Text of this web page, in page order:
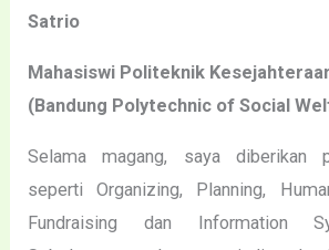
Satrio
Mahasiswi Politeknik
(Bandung Polytechnic of Social
Selama magang, saya diberikan
seperti Organizing, Planning,
Fundraising dan Information